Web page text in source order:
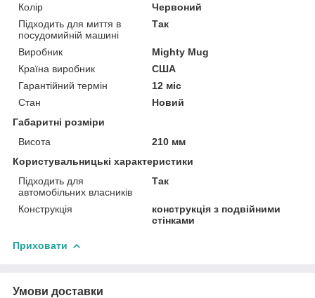
Колір
Червоний
Підходить для миття в
посудомийній машині
Так
Виробник
Mighty Mug
Країна виробник
США
Гарантійний термін
12 міс
Стан
Новий
Габаритні розміри
Висота
210 мм
Користувальницькі характеристики
Підходить для
автомобільних власників
Так
Конструкція
конструкція з подвійними
стінками
Приховати
Умови доставки